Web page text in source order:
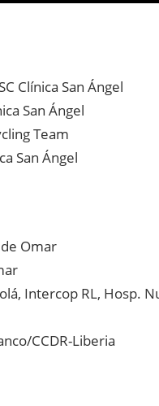
Clínica San Ángel
San Ángel
Team
San Ángel
Omar
Intercop RL, Hosp.
CCDR-Liberia